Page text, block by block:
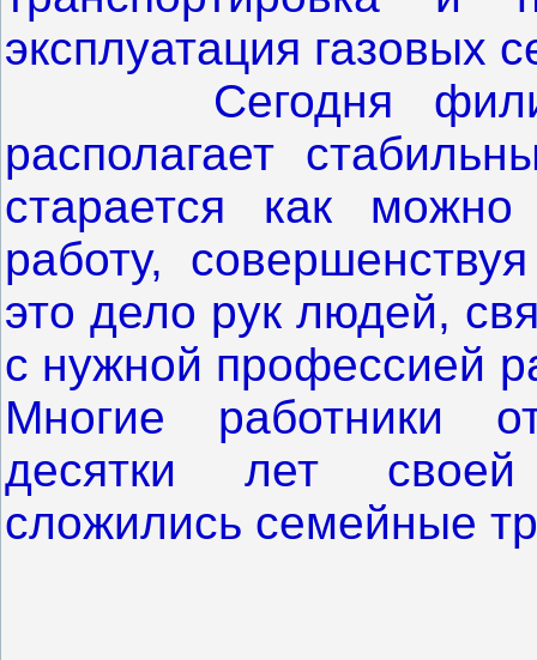
эксплуатация газовых
Сегодня
располагает
старается как
работу,
это дело рук людей,
с нужной профессией
Многие работники
десятки лет своей
сложились семейные